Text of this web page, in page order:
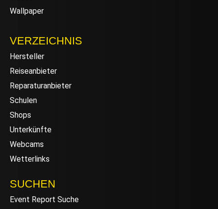
Wallpaper
VERZEICHNIS
Hersteller
Reiseanbieter
Reparaturanbieter
Schulen
Shops
Unterkünfte
Webcams
Wetterlinks
SUCHEN
Event Report Suche